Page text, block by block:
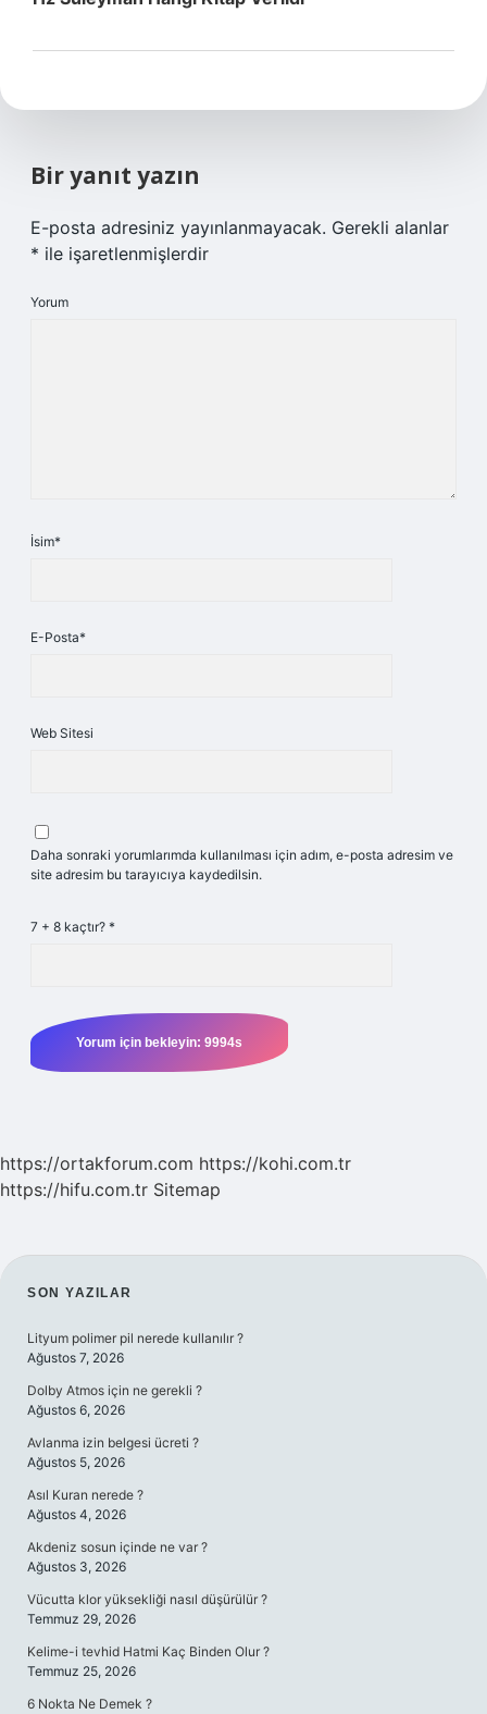
Bir yanıt yazın
E-posta adresiniz yayınlanmayacak. Gerekli alanlar
* ile işaretlenmişlerdir
Yorum
İsim*
E-Posta*
Web Sitesi
Daha sonraki yorumlarımda kullanılması için adım, e-posta adresim ve
site adresim bu tarayıcıya kaydedilsin.
7 + 8 kaçtır? *
https://ortakforum.com https://kohi.com.tr
https://hifu.com.tr Sitemap
SIDEBAR
SON YAZILAR
Lityum polimer pil nerede kullanılır ?
Ağustos 7, 2026
Dolby Atmos için ne gerekli ?
Ağustos 6, 2026
Avlanma izin belgesi ücreti ?
Ağustos 5, 2026
Asıl Kuran nerede ?
Ağustos 4, 2026
Akdeniz sosun içinde ne var ?
Ağustos 3, 2026
Vücutta klor yüksekliği nasıl düşürülür ?
Temmuz 29, 2026
Kelime-i tevhid Hatmi Kaç Binden Olur ?
Temmuz 25, 2026
6 Nokta Ne Demek ?